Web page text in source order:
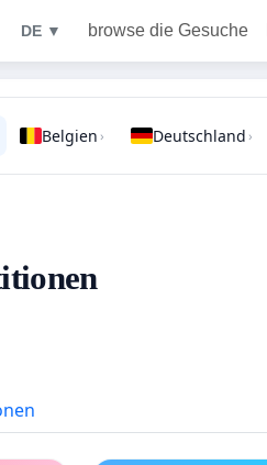
DE ▼ browse die Gesuche
Belgien › Deutschland ›